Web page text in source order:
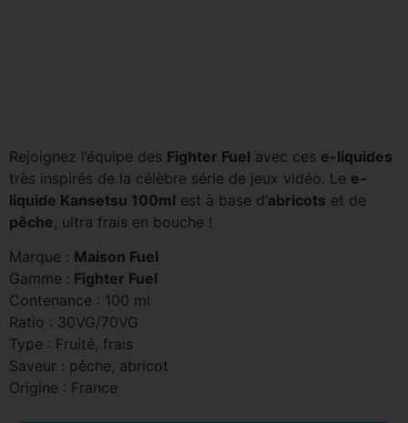
Rejoignez l’équipe des Fighter Fuel avec ces e-liquides
très inspirés de la célèbre série de jeux vidéo. Le e-
liquide Kansetsu 100ml est à base d’abricots et de
pêche, ultra frais en bouche !
Marque : Maison Fuel
Gamme : Fighter Fuel
Contenance : 100 ml
Ratio : 30VG/70VG
Type : Fruité, frais
Saveur : pêche, abricot
Origine : France